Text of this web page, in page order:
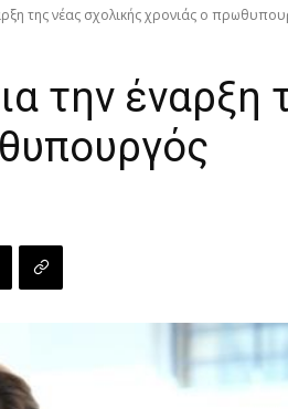
της νέας σχολικής χρονιάς ο
την έναρξη